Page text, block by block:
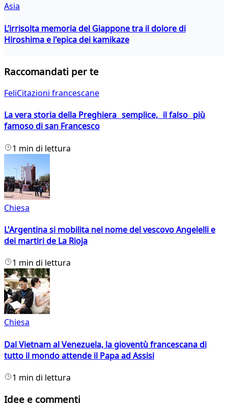
Asia
L’irrisolta memoria del Giappone tra il dolore di
Hiroshima e l'epica dei kamikaze
Raccomandati per te
FeliCitazioni francescane
La vera storia della Preghiera semplice, il falso più
famoso di san Francesco
1 min di lettura
Chiesa
L'Argentina si mobilita nel nome del vescovo Angelelli e
dei martiri de La Rioja
1 min di lettura
Chiesa
Dal Vietnam al Venezuela, la gioventù francescana di
tutto il mondo attende il Papa ad Assisi
1 min di lettura
Idee e commenti